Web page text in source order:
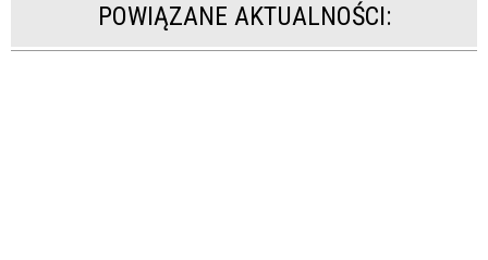
POWIĄZANE AKTUALNOŚCI: